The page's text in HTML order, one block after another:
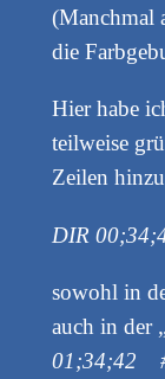
(Manchmal
die
Hier habe
teilweise
Zeilen
DIR
sowohl in
auch in der
01;34;42